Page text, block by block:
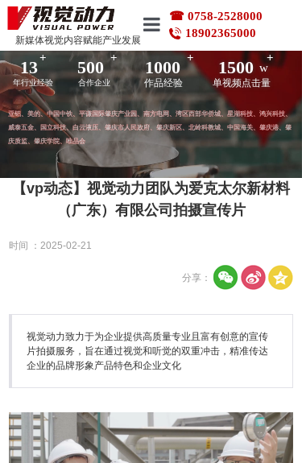
首页
作品案例
企业动态
品牌服务
关于我们
☎ 0758-2528000
+
亚铝、美的、中国中铁、平谦国际肇庆产业园、南方电网、湾区西部华侨城、星湖科技、鸿兴科技、
威泰五金、国立科技、白云液压、肇庆市人民政府、肇庆新区、北岭科教城、中国海关、肇庆港、肇
庆质监、肇庆学院、唯品会
+
13
年行业经验
500
合作企业
+
作品经验
1000 + 1500 w
单视频点击量
18902365000
新媒体视觉内容赋能产业发展
【vp动态】视觉动力团队为爱克太尔新材料
（广东）有限公司拍摄宣传片
时间 ：2025-02-21
分享：
视觉动力致力于为企业提供高质量专业且富有创意的宣传
片拍摄服务，旨在通过视觉和听觉的双重冲击，精准传达
企业的品牌形象产品特色和企业文化